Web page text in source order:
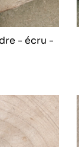
- écru -